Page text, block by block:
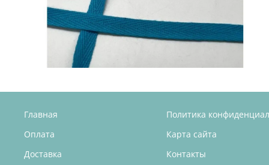
Главная
Оплата
Доставка
Политика
Карта сайта
Контакты